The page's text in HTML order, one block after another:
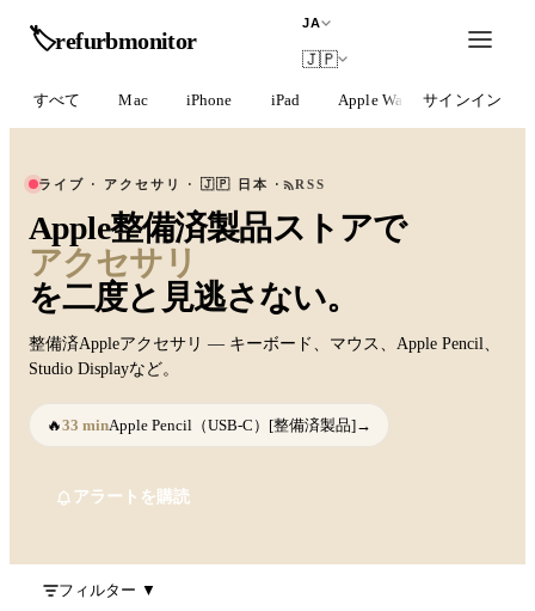
🏷️refurbmonitor
JA
🇯🇵
すべて Mac iPhone iPad Apple Watch AirPods
サインイン
ライブ · アクセサリ · 🇯🇵 日本 · RSS
Apple整備済製品ストアで
アクセサリ
を二度と見逃さない。
整備済Appleアクセサリ — キーボード、マウス、Apple Pencil、
Studio Displayなど。
🔥33 minApple Pencil（USB-C）[整備済製品]→
アラートを購読
フィルター ▼